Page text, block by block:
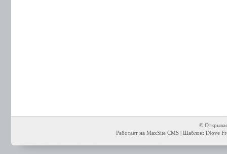
©
Работает на MaxSite CMS | Шаблон: iNove